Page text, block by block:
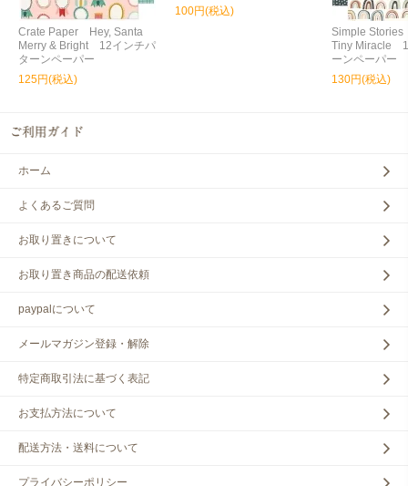
Crate Paper Hey, Santa
Merry & Bright 12インチパ
ターンペーパー
125円(税込)
100円(税込)
Simple
Tiny Miracle
ーンペーパー
130円(税込)
ホーム
よくあるご質問
お取り置きについて
お取り置き商品の配送依頼
paypalについて
メールマガジン登録・解除
特定商取引法に基づく表記
お支払方法について
配送方法・送料について
プライバシーポリシー